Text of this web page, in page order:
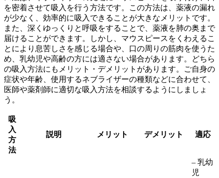
を密着させて吸入を行う方法です。この方法は、 薬液の漏れ
が少なく、効率的に吸入できる ことが大きなメリットです。
また、深くゆっくりと呼吸をすることで、薬液を肺の奥まで
届けることができます。しかし、マウスピースをくわえるこ
とにより息苦しさを感じる場合や、口の周りの筋肉を使うた
め、乳幼児や高齢の方には適さない場合があります。どちら
の吸入方法にもメリット・デメリットがあります。ご自身の
症状や年齢、使用するネブライザーの種類などに合わせて、
医師や薬剤師に適切な吸入方法を相談するようにしましょ
う。
吸
入
方
法
説明 メリット デメリット 適応
– 乳幼
児